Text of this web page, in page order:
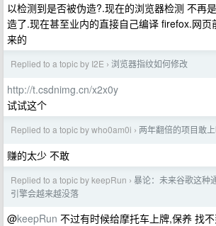
以检测到是否被伪造?.现在的浏览器检测 不再
造了.现在甚至业内的直接自己编译 firefox.网页
来的
Replied to a topic by I2E › 浏览器指纹如何修改
http://t.csdnimg.cn/x2x0y
试试这个
Replied to a topic by who0am0i › 两年翻倍的项目敢
赚的太少 不敢
Replied to a topic by keepRun › 暴论：未来谷歌这种
引擎会越来越没落
@keepRun 不过有时候给摩托车上牌,保养 找